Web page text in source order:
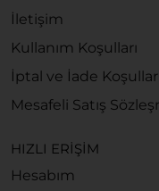
İletişim
Kullanım Koşulları
İptal ve İade
Mesafeli Satış
HIZLI ERİŞİM
Hesabım